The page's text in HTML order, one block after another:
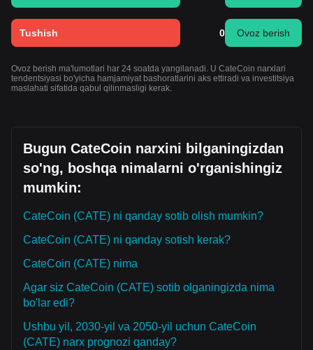
Tushish 0 Ovoz berish
Ovoz berish ma'lumotlari har 24 soatda yangilanadi. U CateCoin narxlari
tendentsiyasi bo'yicha hamjamiyat bashoratlarini aks ettiradi va investitsiya
maslahati sifatida qabul qilinmasligi kerak.
Bugun CateCoin narxini bilganingizdan
so'ng, boshqa nimalarni o'rganishingiz
mumkin:
CateCoin (CATE) ni qanday sotib olish mumkin?
CateCoin (CATE) ni qanday sotish kerak?
CateCoin (CATE) nima
Agar siz CateCoin (CATE) sotib olganingizda nima
bo'lar edi?
Ushbu yil, 2030-yil va 2050-yil uchun CateCoin
(CATE) narx prognozi qanday?